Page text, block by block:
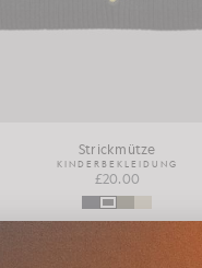
Strickmütze
KINDERBEKLEIDUNG
£20.00